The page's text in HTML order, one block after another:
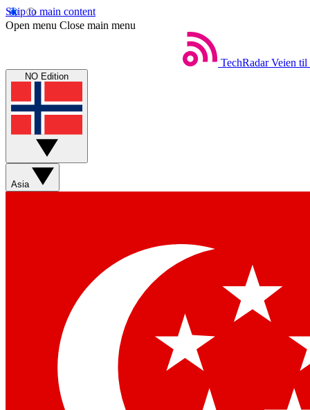
Skip to main content
Open menu Close main menu
TechRadar Veien til
NO Edition
Asia